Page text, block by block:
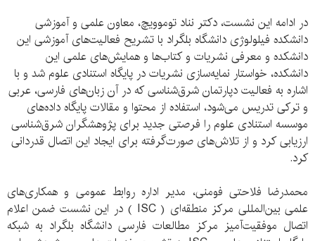
در ادامه این نشست، دکتر نناد توموویچ، معاون علمی و آموزشی
دانشکده فیلولوژی دانشگاه بلگراد با تشریح فعالیت‌های آموزشی این
دانشکده و معرفی نشریات و کتاب‌ها و همایش‌های علمی این
دانشکده، خواستار نمایه‌سازی نشریات در پایگاه استنادی علوم شد و با
اشاره به فعالیت دپارتمان شرق‌شناسی که در آن زبان‌های فارسی، عربی
و ترکی تدریس می‌شود، استفاده از محتوا و مقالات پایگاه داده‌های
موسسه استنادی علوم را فرصتی جدید برای پژوهشگران شرق‌شناسی
ارزیابی کرد و از تلاش‌های صورت‌گرفته برای ایجاد این اتصال قدردانی
کرد.
محمدرضا فلاحتی فومنی، مدیر اداره روابط عمومی و همکاری‌های
علمی بین‌المللی مرکز منطقه‌ای ( ISC ) در این نشست ضمن اعلام
اتصال موفقیت‌آمیز مرکز مطالعات فارسی دانشگاه بلگراد به شبکه